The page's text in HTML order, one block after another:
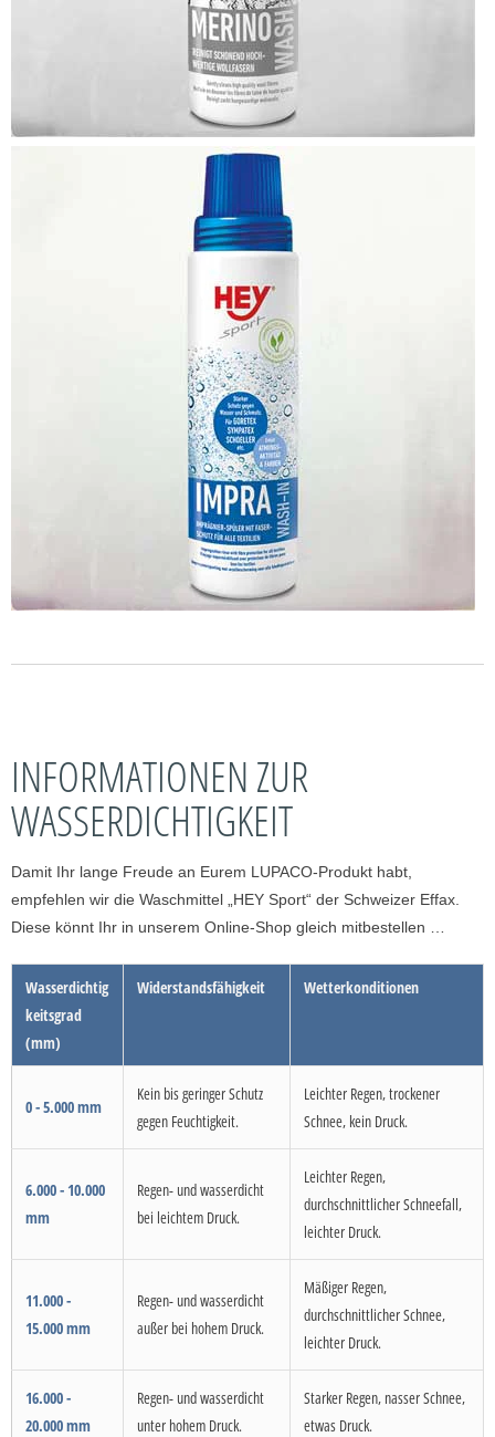
INFORMATIONEN ZUR
WASSERDICHTIGKEIT
Damit Ihr lange Freude an Eurem LUPACO-Produkt habt,
empfehlen wir die Waschmittel „HEY Sport“ der Schweizer Effax.
Diese könnt Ihr in unserem Online-Shop gleich mitbestellen …
Wasserdichtig
keitsgrad
(mm)
Widerstandsfähigkeit Wetterkonditionen
0 - 5.000 mm
Kein bis geringer Schutz
gegen Feuchtigkeit.
Leichter Regen, trockener
Schnee, kein Druck.
6.000 - 10.000
mm
Regen- und wasserdicht
bei leichtem Druck.
Leichter Regen,
durchschnittlicher Schneefall,
leichter Druck.
11.000 -
15.000 mm
Regen- und wasserdicht
außer bei hohem Druck.
Mäßiger Regen,
durchschnittlicher Schnee,
leichter Druck.
16.000 -
20.000 mm
Regen- und wasserdicht
unter hohem Druck.
Starker Regen, nasser Schnee,
etwas Druck.